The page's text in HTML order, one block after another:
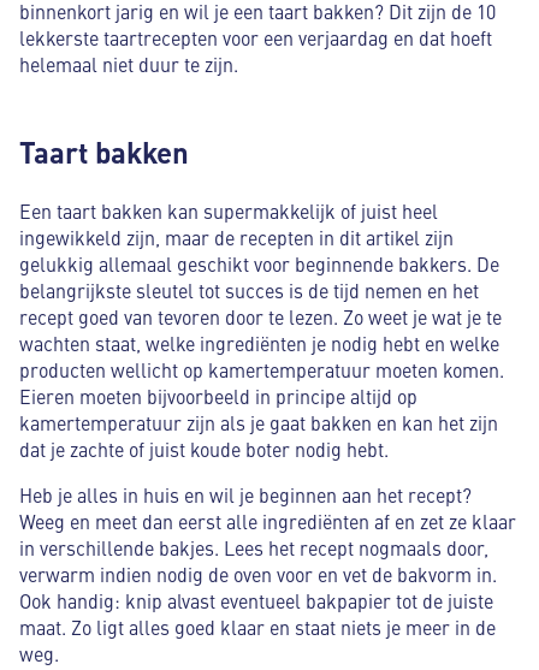
binnenkort jarig en wil je een taart bakken? Dit zijn de 10
lekkerste taartrecepten voor een verjaardag en dat hoeft
helemaal niet duur te zijn.
Taart bakken
Een taart bakken kan supermakkelijk of juist heel
ingewikkeld zijn, maar de recepten in dit artikel zijn
gelukkig allemaal geschikt voor beginnende bakkers. De
belangrijkste sleutel tot succes is de tijd nemen en het
recept goed van tevoren door te lezen. Zo weet je wat je te
wachten staat, welke ingrediënten je nodig hebt en welke
producten wellicht op kamertemperatuur moeten komen.
Eieren moeten bijvoorbeeld in principe altijd op
kamertemperatuur zijn als je gaat bakken en kan het zijn
dat je zachte of juist koude boter nodig hebt.
Heb je alles in huis en wil je beginnen aan het recept?
Weeg en meet dan eerst alle ingrediënten af en zet ze klaar
in verschillende bakjes. Lees het recept nogmaals door,
verwarm indien nodig de oven voor en vet de bakvorm in.
Ook handig: knip alvast eventueel bakpapier tot de juiste
maat. Zo ligt alles goed klaar en staat niets je meer in de
weg.